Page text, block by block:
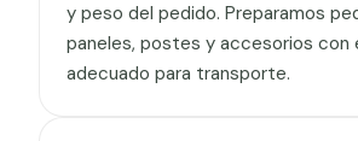
y peso del pedido. Preparamos
paneles, postes y accesorios con
adecuado para transporte.